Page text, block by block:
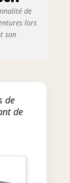
la
de
lors
son
de
de